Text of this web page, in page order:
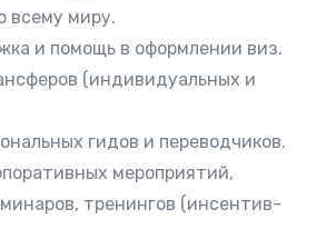
всему миру.
и помощь в оформлении виз.
(индивидуальных и
гидов и переводчиков.
мероприятий,
тренингов (инсентив-